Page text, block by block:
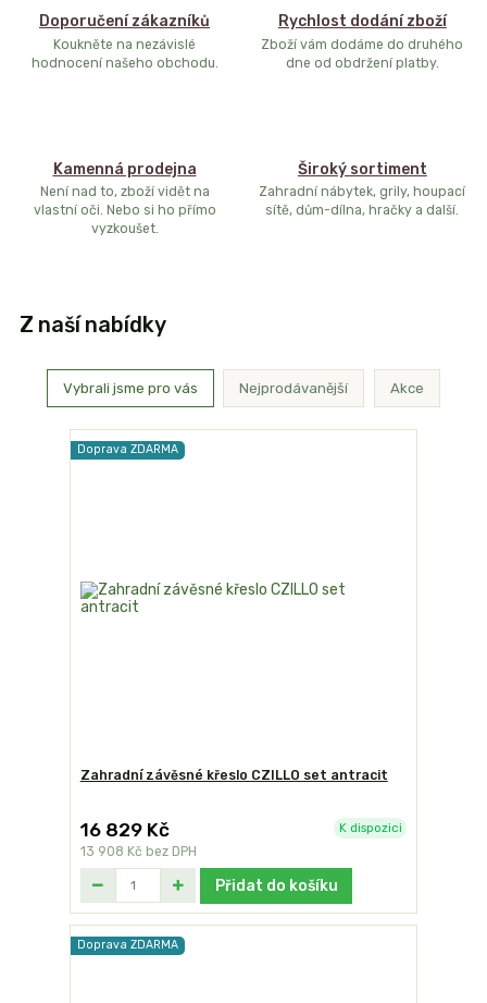
Doporučení zákazníků
Koukněte na nezávislé
hodnocení našeho obchodu.
Rychlost dodání zboží
Zboží vám dodáme do druhého
dne od obdržení platby.
Kamenná prodejna
Není nad to, zboží vidět na
vlastní oči. Nebo si ho přímo
vyzkoušet.
Široký sortiment
Zahradní nábytek, grily, houpací
sítě, dům-dílna, hračky a další.
Z naší nabídky
Vybrali jsme pro vás Nejprodávanější Akce
Doprava ZDARMA
Zahradní závěsné křeslo CZILLO set antracit
16 829 Kč
13 908 Kč bez DPH
K dispozici
Přidat do košíku
Doprava ZDARMA